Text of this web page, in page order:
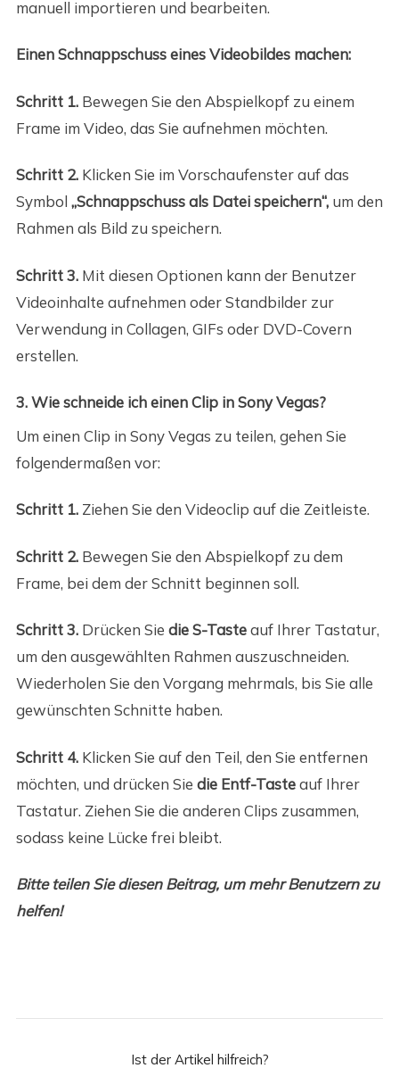
manuell importieren und bearbeiten.
Einen Schnappschuss eines Videobildes machen:
Schritt 1.Bewegen Sie den Abspielkopf zu einem
Frame im Video, das Sie aufnehmen möchten.
Schritt 2.Klicken Sie im Vorschaufenster auf das
Symbol „Schnappschuss als Datei speichern“,um den
Rahmen als Bild zu speichern.
Schritt 3.Mit diesen Optionen kann der Benutzer
Videoinhalte aufnehmen oder Standbilder zur
Verwendung in Collagen, GIFs oder DVD-Covern
erstellen.
3. Wie schneide ich einen Clip in Sony Vegas?
Um einen Clip in Sony Vegas zu teilen, gehen Sie
folgendermaßen vor:
Schritt 1.Ziehen Sie den Videoclip auf die Zeitleiste.
Schritt 2.Bewegen Sie den Abspielkopf zu dem
Frame, bei dem der Schnitt beginnen soll.
Schritt 3.Drücken Sie die S-Tasteauf Ihrer Tastatur,
um den ausgewählten Rahmen auszuschneiden.
Wiederholen Sie den Vorgang mehrmals, bis Sie alle
gewünschten Schnitte haben.
Schritt 4.Klicken Sie auf den Teil, den Sie entfernen
möchten, und drücken Sie die Entf-Tasteauf Ihrer
Tastatur. Ziehen Sie die anderen Clips zusammen,
sodass keine Lücke frei bleibt.
Bitte teilen Sie diesen Beitrag, um mehr Benutzern zu
helfen!
Ist der Artikel hilfreich?